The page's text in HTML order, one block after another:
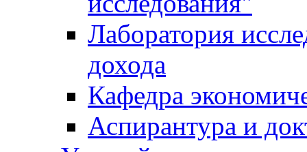
Лаборатория
дохода
Кафедра
Аспирантура и